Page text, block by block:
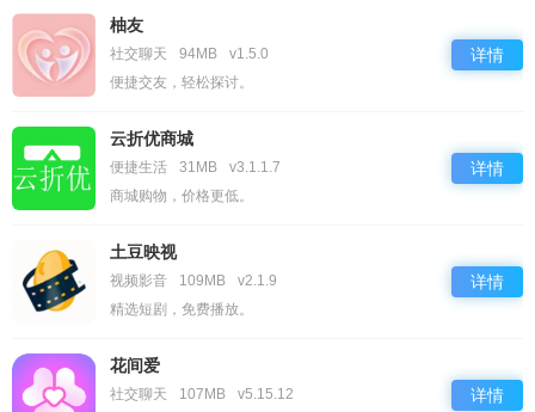
柚友
社交聊天 94MB
v1.5.0
便捷交友，轻松探讨。
详情
云折优商城
便捷生活 31MB
v3.1.1.7
商城购物，价格更低。
详情
土豆映视
视频影音 109MB
v2.1.9
精选短剧，免费播放。
详情
花间爱
社交聊天 107MB
v5.15.12
详情